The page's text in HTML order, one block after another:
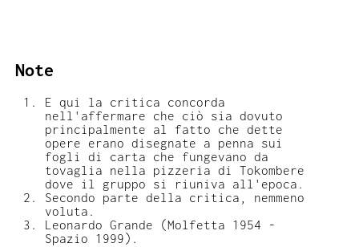
Note
E qui la critica concorda
nell'affermare che ciò sia dovuto
principalmente al fatto che dette
opere erano disegnate a penna sui
fogli di carta che fungevano da
tovaglia nella pizzeria di Tokombere
dove il gruppo si riuniva all'epoca.
Secondo parte della critica, nemmeno
voluta.
Leonardo Grande (Molfetta 1954 -
Spazio 1999).